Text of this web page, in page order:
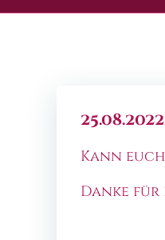
25.08.2022
Kann
Danke für